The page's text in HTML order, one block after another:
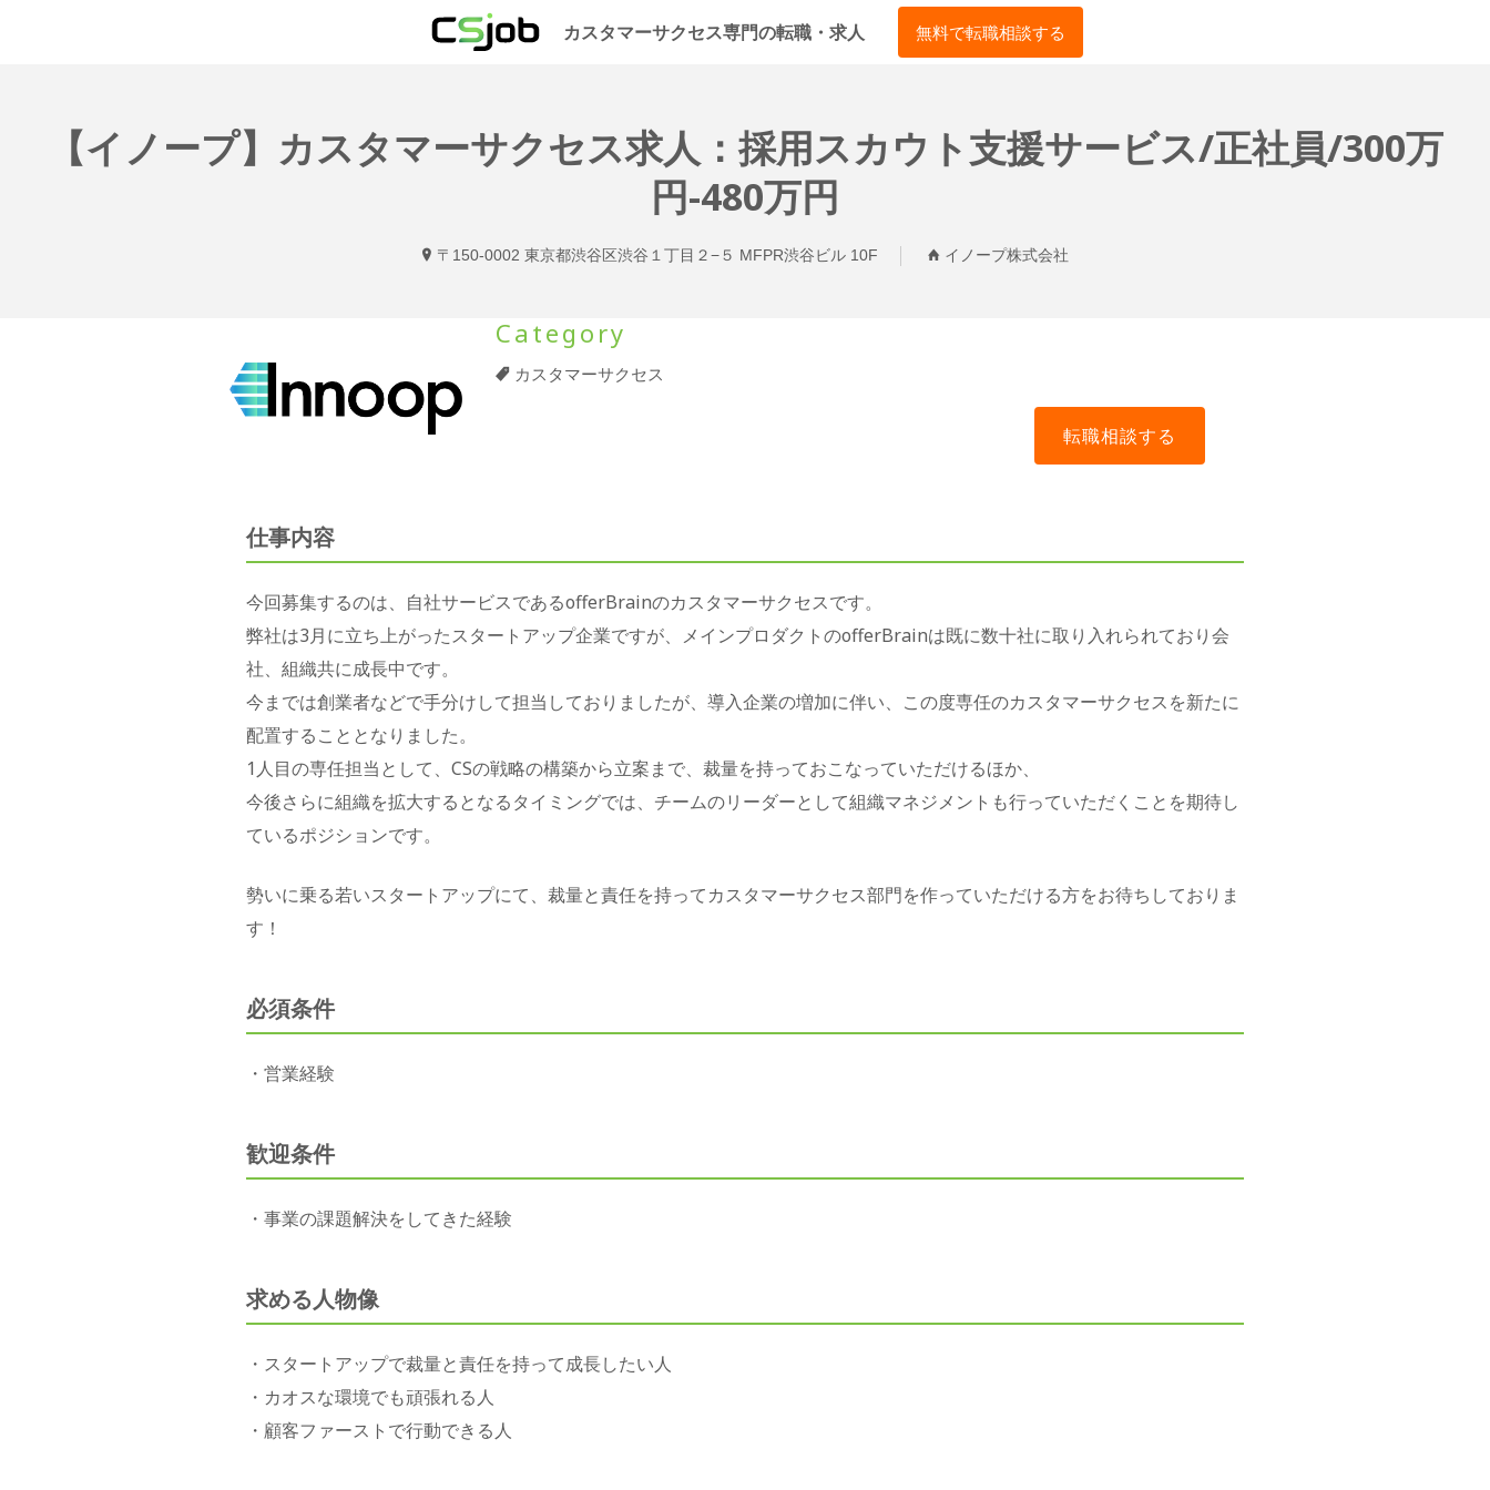
CSJOB
カスタマーサクセス専門の転職・求人 無料で転職相談する
【イノープ】カスタマーサクセス求人：採用スカウト支援サービス/正社員/300万
円-480万円
〒150-0002 東京都渋谷区渋谷１丁目２−５ MFPR渋谷ビル 10F イノープ株式会社
Category
カスタマーサクセス
仕事内容
今回募集するのは、自社サービスであるofferBrainのカスタマーサクセスです。
弊社は3月に立ち上がったスタートアップ企業ですが、メインプロダクトのofferBrainは既に数十社に取り入れられており会
社、組織共に成長中です。
今までは創業者などで手分けして担当しておりましたが、導入企業の増加に伴い、この度専任のカスタマーサクセスを新たに
配置することとなりました。
1人目の専任担当として、CSの戦略の構築から立案まで、裁量を持っておこなっていただけるほか、
今後さらに組織を拡大するとなるタイミングでは、チームのリーダーとして組織マネジメントも行っていただくことを期待し
ているポジションです。
勢いに乗る若いスタートアップにて、裁量と責任を持ってカスタマーサクセス部門を作っていただける方をお待ちしておりま
す！
必須条件
・営業経験
歓迎条件
・事業の課題解決をしてきた経験
求める人物像
・スタートアップで裁量と責任を持って成長したい人
・カオスな環境でも頑張れる人
・顧客ファーストで行動できる人